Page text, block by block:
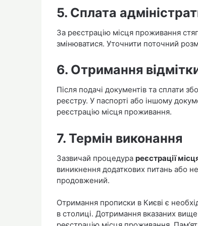
5. Сплата
За реєстрацію місця проживання
змінюватися. Уточнити поточний
6. Отримання
Після подачі документів та сплати
реєстру. У паспорті або іншому
реєстрацію місця проживання.
7. Термін виконання
Зазвичай процедура реєстрації
виникнення додаткових питань або
продовжений.
Отримання прописки в Києві є
в столиці. Дотримання вказаних